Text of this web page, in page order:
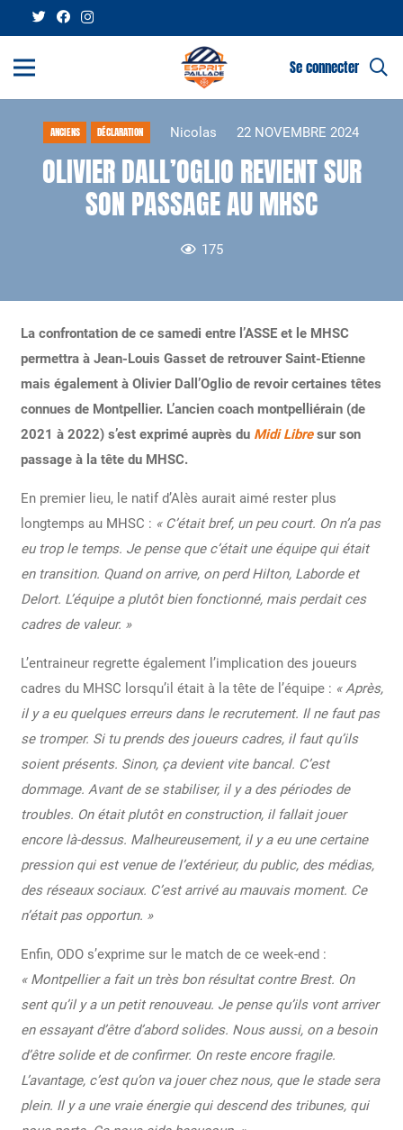
Se connecter
ANCIENS DÉCLARATION Nicolas 22 NOVEMBRE 2024
OLIVIER DALL’OGLIO REVIENT SUR
SON PASSAGE AU MHSC
175
La confrontation de ce samedi entre l’ASSE et le MHSC
permettra à Jean-Louis Gasset de retrouver Saint-Etienne
mais également à Olivier Dall’Oglio de revoir certaines têtes
connues de Montpellier. L’ancien coach montpelliérain (de
2021 à 2022) s’est exprimé auprès du Midi Libresur son
passage à la tête du MHSC.
En premier lieu, le natif d’Alès aurait aimé rester plus
longtemps au MHSC : « C’était bref, un peu court. On n’a pas
eu trop le temps. Je pense que c’était une équipe qui était
en transition. Quand on arrive, on perd Hilton, Laborde et
Delort. L’équipe a plutôt bien fonctionné, mais perdait ces
cadres de valeur. »
L’entraineur regrette également l’implication des joueurs
cadres du MHSC lorsqu’il était à la tête de l’équipe : « Après,
il y a eu quelques erreurs dans le recrutement. Il ne faut pas
se tromper. Si tu prends des joueurs cadres, il faut qu’ils
soient présents. Sinon, ça devient vite bancal. C’est
dommage. Avant de se stabiliser, il y a des périodes de
troubles. On était plutôt en construction, il fallait jouer
encore là-dessus. Malheureusement, il y a eu une certaine
pression qui est venue de l’extérieur, du public, des médias,
des réseaux sociaux. C’est arrivé au mauvais moment. Ce
n’était pas opportun. »
Enfin, ODO s’exprime sur le match de ce week-end :
« Montpellier a fait un très bon résultat contre Brest. On
sent qu’il y a un petit renouveau. Je pense qu’ils vont arriver
en essayant d’être d’abord solides. Nous aussi, on a besoin
d’être solide et de confirmer. On reste encore fragile.
L’avantage, c’est qu’on va jouer chez nous, que le stade sera
plein. Il y a une vraie énergie qui descend des tribunes, qui